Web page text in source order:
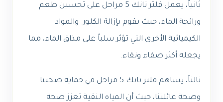
ثانياً، يعمل فلتر تانك 5 مراحل على تحسين طعم
ورائحة الماء، حيث يقوم بإزالة الكلور والمواد
الكيميائية الأخرى التي تؤثر سلباً على مذاق الماء، مما
يجعله أكثر صفاء ونقاء.
ثالثاً، يساهم فلتر تانك 5 مراحل في حماية صحتنا
وصحة عائلتنا، حيث أن المياه النقية تعزز صحة